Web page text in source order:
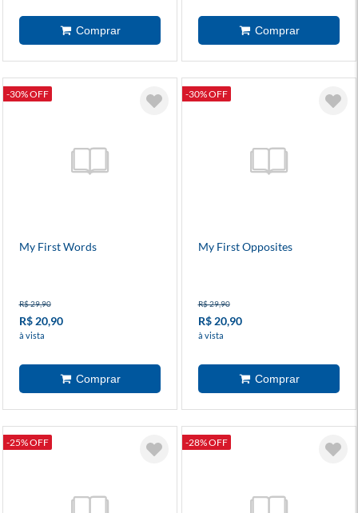
-30% OFF
My First Words
R$ 29,90
R$ 20,90
à vista
-30% OFF
My First Opposites
R$ 29,90
R$ 20,90
à vista
-25% OFF -28% OFF